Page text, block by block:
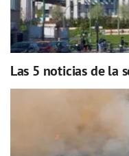
Las 5 noticias de la